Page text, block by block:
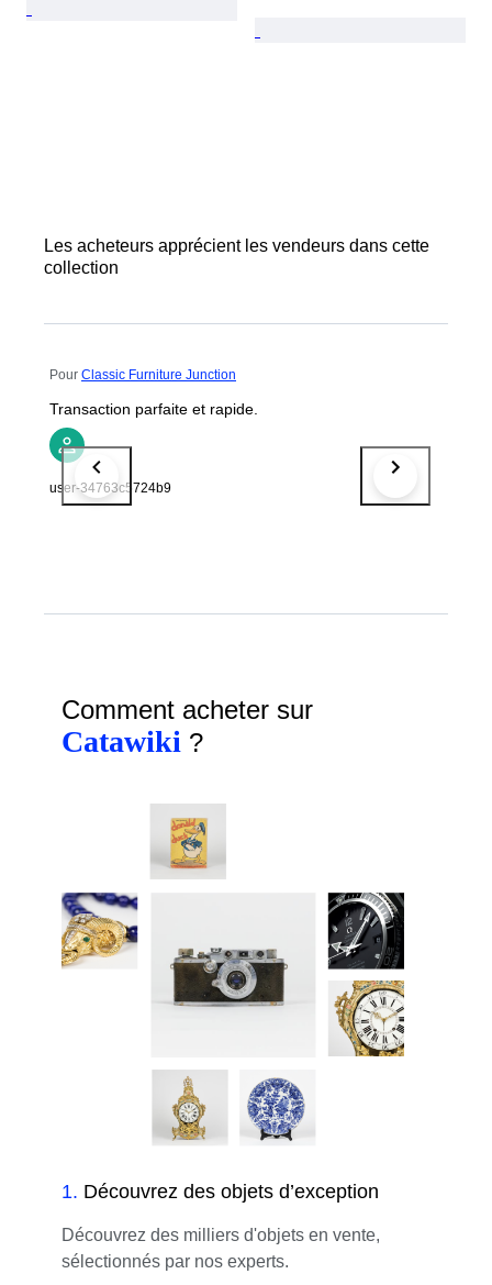
Les acheteurs apprécient les vendeurs dans cette
collection
Pour Classic Furniture Junction
Transaction parfaite et rapide.
user-34763c5724b9
Comment acheter sur
Catawiki ?
1. Découvrez des objets d’exception
Découvrez des milliers d'objets en vente,
sélectionnés par nos experts.